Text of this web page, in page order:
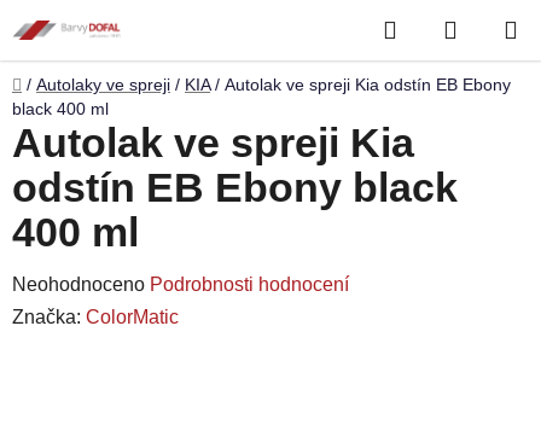
na
obsah
Hledat
KOŠÍK
Domů
/ Autolaky ve spreji / KIA / Autolak ve spreji Kia odstín EB Ebony
black 400 ml
Autolak ve spreji Kia
odstín EB Ebony black
400 ml
Průměrné
hodnocení
Neohodnoceno Podrobnosti hodnocení
Značka: ColorMatic